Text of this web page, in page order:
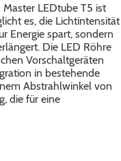
LEDtube T5 ist
es, die Lichtintensität
Energie spart, sondern
Die LED Röhre
Vorschaltgeräten
in bestehende
Abstrahlwinkel von
die für eine